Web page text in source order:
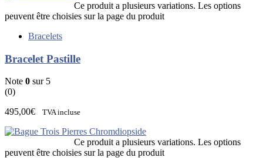
Ce produit a plusieurs variations. Les options
peuvent être choisies sur la page du produit
Bracelets
Bracelet Pastille
Note 0 sur 5
(0)
495,00€ TVA incluse
Ce produit a plusieurs variations. Les options
peuvent être choisies sur la page du produit